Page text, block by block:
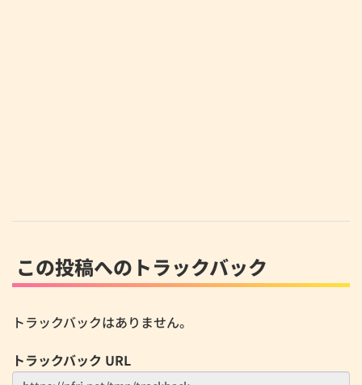
この投稿へのトラックバック
トラックバックはありません。
トラックバック URL